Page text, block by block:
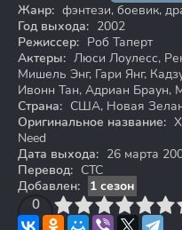
Жанр: фэнтези, боевик,
Год выхода: 2002
Режиссер: Роб Таперт
Актеры: Люси Лоулесс,
Мишель Энг, Гари Янг,
Ивонн Тан, Адриан
Страна: США, Новая
Оригинальное название:
Need
Дата выхода: 26 марта
Перевод: СТС
Добавлен:
1 сезон
0
4 6 7 8 9 10